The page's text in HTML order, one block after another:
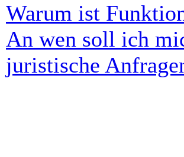
Warum ist
An wen soll ich
juristische